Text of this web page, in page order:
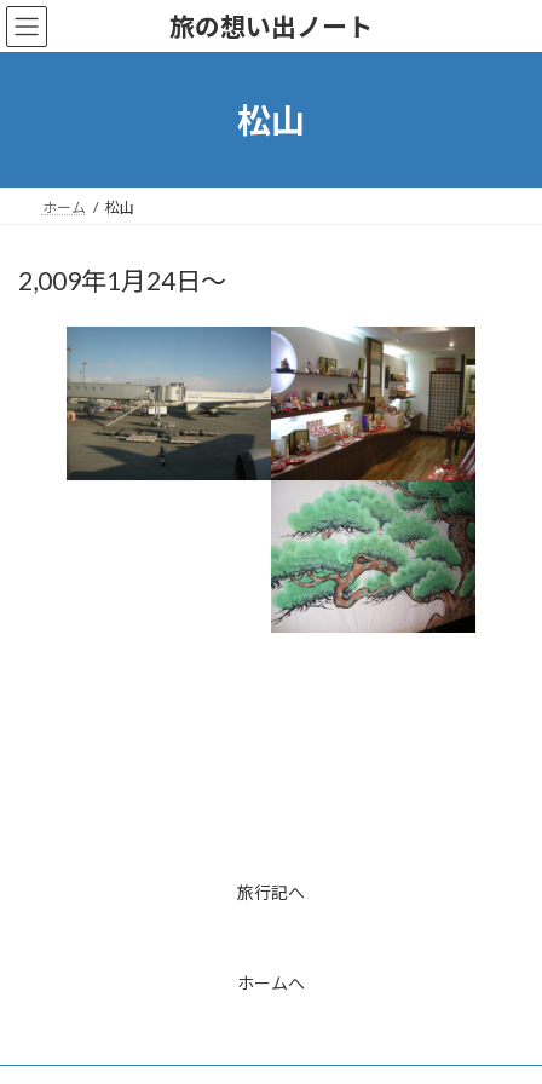
Skip
to
the
Skip
to
the
旅の想い出ノート
松山
ホーム 松山
2,009年1月24日～
旅行記へ
ホームへ